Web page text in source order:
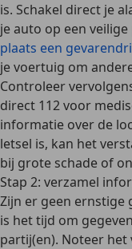
is. Schakel direct je
je auto op een
plaats een
je voertuig om
Controleer
direct 112voor
informatie over de
letsel is, kan het
bij grote schade of
Stap 2: verzamel
Zijn er geen ernstige
is het tijd om
partij(en). Noteer het